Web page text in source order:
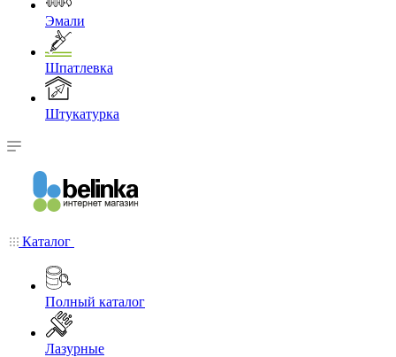
Эмали
Шпатлевка
Штукатурка
Каталог
Полный каталог
Лазурные